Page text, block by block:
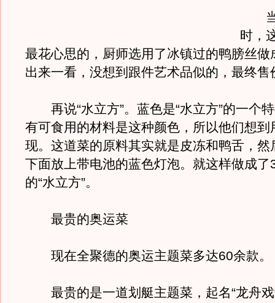
当
时，
最花心思的，厨师选用了冰镇过的鸭膀丝做
出来一看，没想到跟件艺术品似的，最终售
再说“水立方”。蓝色是“水立方”的一个
有可食用的材料是这种颜色，所以他们想到
现。这道菜的原料其实就是皮冻和鸭舌，然
下面放上带电池的蓝色灯泡。就这样做成了
的“水立方”。
最贵的奥运菜
现在全聚德的奥运主题菜多达60余款。
最贵的是一道划艇主题菜，起名“龙舟戏